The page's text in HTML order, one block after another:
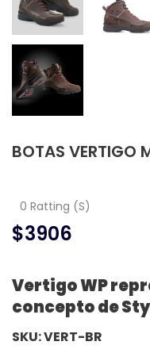
BOTAS VERTIGO
0 Ratting (S)
$3906
Vertigo WP
concepto de
SKU: VERT-BR